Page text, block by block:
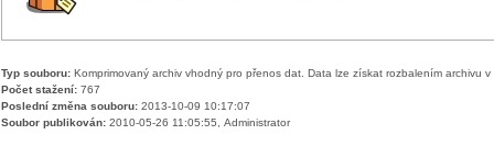
Typ souboru:Komprimovaný archiv vhodný pro přenos dat. Data lze získat rozbalením archivu
Počet stažení:767
Poslední změna souboru:2013-10-09 10:17:07
Soubor publikován:2010-05-26 11:05:55, Administrator